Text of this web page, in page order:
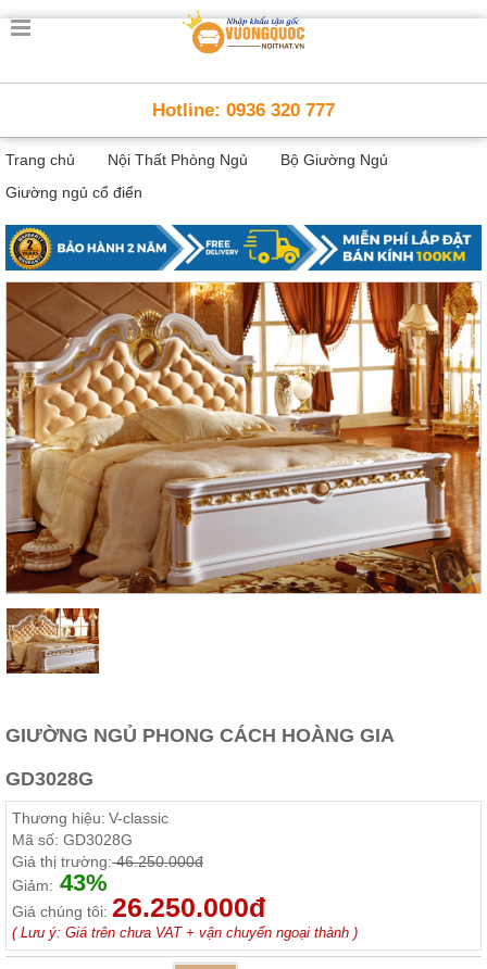
Trang
Thông
Minh
Nội
thất
minh
Nội
Thất
Trẻ
Em
Giường
tầng,
bàn
học, tủ
sách
Nội
Thất
Phòng
Khách
Sofa,
Bàn
trà...
Nội
Phòng
ngủ, tủ
áo, bàn
trang
điểm
Nội
Phòng
Ăn
Hotline: 0936 320 777
Trang chủ Nội Thất Phòng Ngủ
Bộ Giường Ngủ
Giường ngủ cổ điển
GIƯỜNG NGỦ PHONG CÁCH HOÀNG GIA
GD3028G
Thương hiệu: V-classic
Mã số: GD3028G
Giá thị trường:46.250.000đ
Giảm: 43%
Giá chúng tôi: 26.250.000đ
( Lưu ý: Giá trên chưa VAT + vận chuyển ngoại thành )